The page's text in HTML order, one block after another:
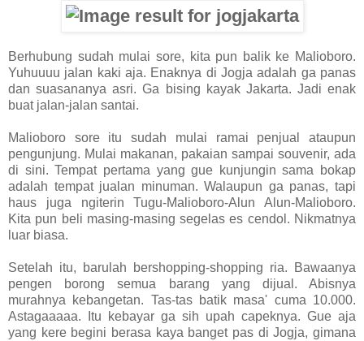
Berhubung sudah mulai sore, kita pun balik ke Malioboro.
Yuhuuuu jalan kaki aja. Enaknya di Jogja adalah ga panas
dan suasananya asri. Ga bising kayak Jakarta. Jadi enak
buat jalan-jalan santai.
Malioboro sore itu sudah mulai ramai penjual ataupun
pengunjung. Mulai makanan, pakaian sampai souvenir, ada
di sini. Tempat pertama yang gue kunjungin sama bokap
adalah tempat jualan minuman. Walaupun ga panas, tapi
haus juga ngiterin Tugu-Malioboro-Alun Alun-Malioboro.
Kita pun beli masing-masing segelas es cendol. Nikmatnya
luar biasa.
Setelah itu, barulah bershopping-shopping ria. Bawaanya
pengen borong semua barang yang dijual. Abisnya
murahnya kebangetan. Tas-tas batik masa' cuma 10.000.
Astagaaaaa. Itu kebayar ga sih upah capeknya. Gue aja
yang kere begini berasa kaya banget pas di Jogja, gimana